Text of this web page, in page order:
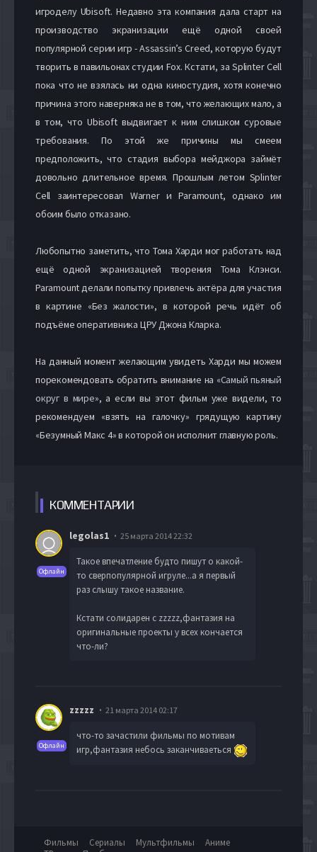
игроделу Ubisoft. Недавно эта компания дала старт на
производство экранизации ещё одной своей
популярной серии игр - Assassin’s Creed, которую будут
творить в павильонах студии Fox. Кстати, за Splinter Cell
пока что не взялась ни одна киностудия, хотя конечно
причина этого наверняка не в том, что желающих мало, а
в том, что Ubisoft выдвигает к ним слишком суровые
требования. По этой же причины мы смеем
предположить, что стадия выбора мейджора займёт
довольно длительное время. Прошлым летом Splinter
Cell заинтересовал Warner и Paramount, однако им
обоим было отказано.
Любопытно заметить, что Тома Харди мог работать над
ещё одной экранизацией творения Тома Клэнси.
Paramount делали попытку привлечь актёра для участия
в картине «Без жалости», в которой речь идёт об
подъёме оперативника ЦРУ Джона Кларка.
На данный момент желающим увидеть Харди мы можем
порекомендовать обратить внимание на «Самый пьяный
округ в мире», а если вы этот фильм уже видели, то
рекомендуем «взять на галочку» грядущую картину
«Безумный Макс 4» в которой он исполнит главную роль.
КОММЕНТАРИИ
Офлайн
legolas1 25 марта 2014 22:32
Такое впечатление будто пишут о какой-
то сверпопулярной игруле...а я первый
раз слышу такое название.
Кстати солидарен с zzzzz,фантазия на
оригинальные проекты у всех кончается
что-ли?
Офлайн
zzzzz 21 марта 2014 02:17
что-то зачастили фильмы по мотивам
игр,фантазия небось заканчиваеться
Фильмы Сериалы Мультфильмы
Аниме